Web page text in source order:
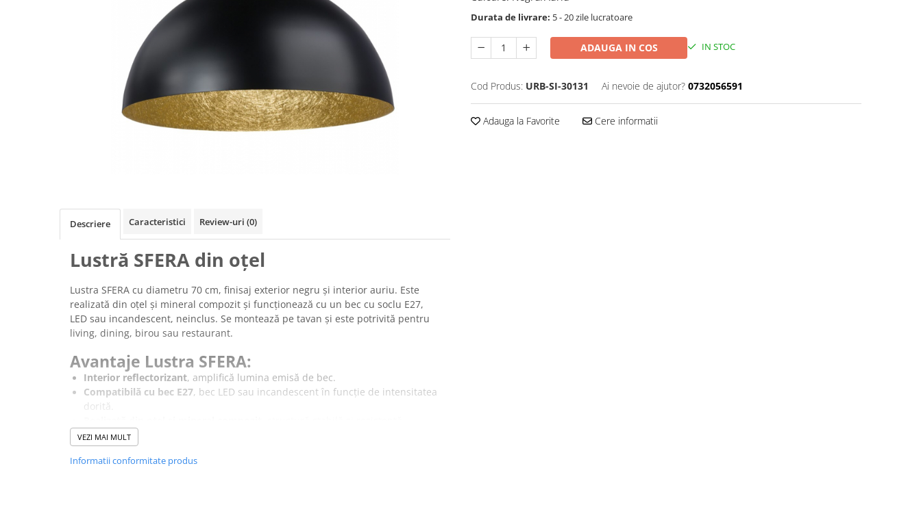
Durata de livrare: 5 - 20 zile lucratoare
ADAUGA IN COS IN STOC
Cod Produs: URB-SI-30131 Ai nevoie de ajutor? 0732056591
Adauga la Favorite Cere informatii
Descriere Caracteristici Review-uri (0)
Lustră SFERA din oțel
Lustra SFERA cu diametru 70 cm, finisaj exterior negru și interior auriu. Este
realizată din oțel și mineral compozit și funcționează cu un bec cu soclu E27,
LED sau incandescent, neinclus. Se montează pe tavan și este potrivită pentru
living, dining, birou sau restaurant.
Avantaje Lustra SFERA:
Interior reflectorizant, amplifică lumina emisă de bec.
Compatibilă cu bec E27, bec LED sau incandescent în funcție de intensitatea
dorită.
* Vă rugăm verificați dimensiunea produsului pentru a vă asigura că această
lampă se potrivește cu încăperea dvs.
VEZI MAI MULT
Informatii conformitate produs